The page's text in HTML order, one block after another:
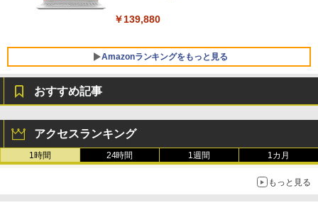
￥139,880
Amazonランキングをもっと見る
定バーチャルアイテムを含む】 【オンラ
インゲームコード】 ロブロックス | オン
ラインコード版
￥1,766
ンチディスプレイ、色調調節ライト、12
週間持続バッテリー、広告なし、ブラッ
ク
おすすめ記事
アクセスランキング
1時間 24時間 1週間 1カ月
もっと見る